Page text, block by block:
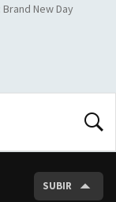
New Day
SUBIR